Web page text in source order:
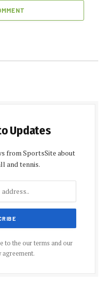
Updates
from SportsSite about
and tennis.
to the our terms and our
agreement.